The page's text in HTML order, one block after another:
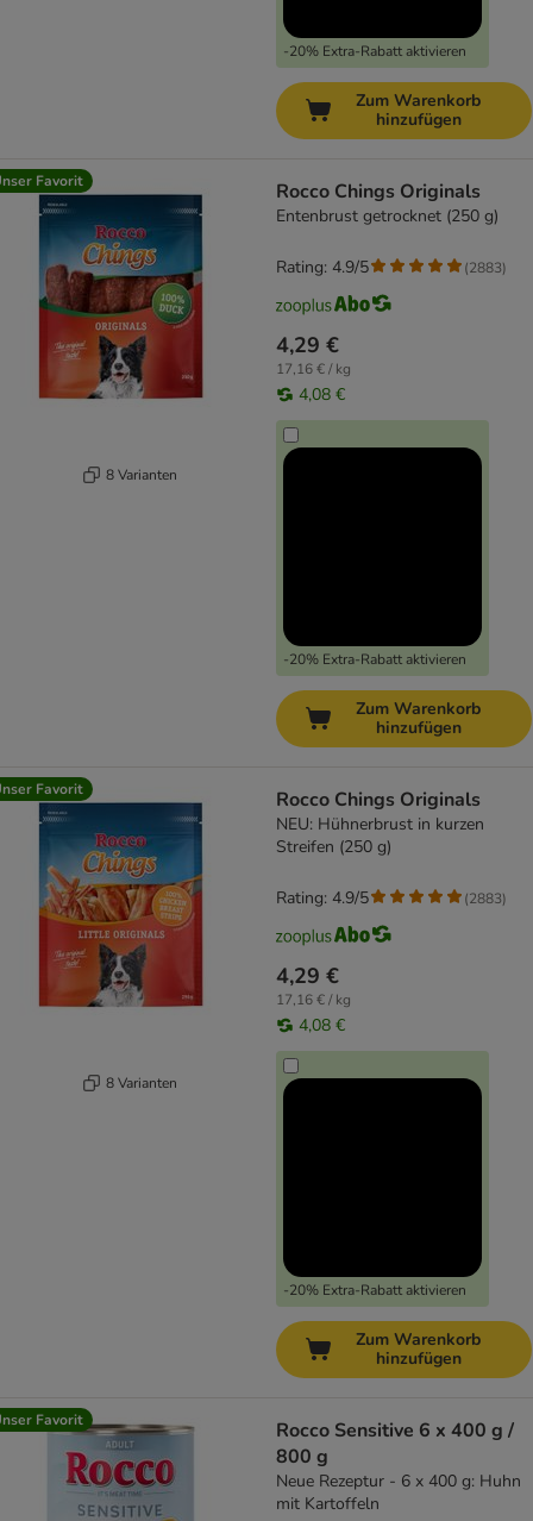
-20% Extra-Rabatt aktivieren
Zum Warenkorb
hinzufügen
Favorit
8 Varianten
Rocco Chings Originals
Entenbrust getrocknet (250 g)
4,29 €
17,16 € / kg
4,08 €
-20% Extra-Rabatt aktivieren
Rating: 4.9/5 (2883)
Zum Warenkorb
hinzufügen
Favorit
8 Varianten
Rocco Chings Originals
NEU: Hühnerbrust in kurzen
Streifen (250 g)
4,29 €
17,16 € / kg
4,08 €
-20% Extra-Rabatt aktivieren
Rating: 4.9/5 (2883)
Zum Warenkorb
hinzufügen
Favorit
Rocco Sensitive 6 x 400 g /
800 g
Neue Rezeptur - 6 x 400 g: Huhn
mit Kartoffeln